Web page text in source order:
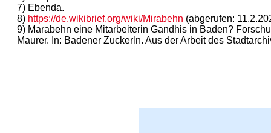
7) Ebenda.
8) https://de.wikibrief.org/wiki/Mirabehn (abgerufen:
9) Marabehn eine Mitarbeiterin Gandhis in Baden?
Maurer. In: Badener Zuckerln. Aus der Arbeit des